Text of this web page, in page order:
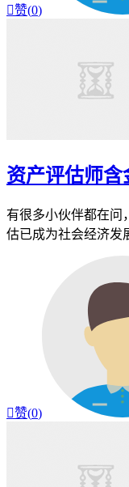
赞(0)
资产评估师含
有很多小伙伴都在问
估已成为社会经济发
赞(0)